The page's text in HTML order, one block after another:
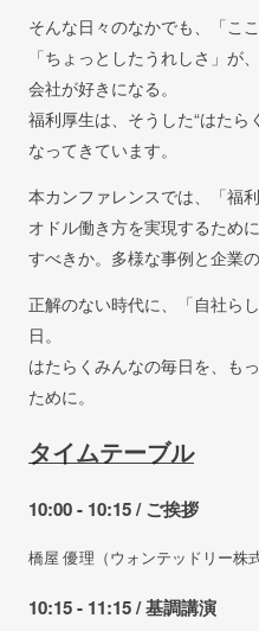
そんな日々のなかでも、「こ
「ちょっとしたうれしさ」が
会社が好きになる。
福利厚生は、そうした“はたら
なってきています。
本カンファレンスでは、「福
オドル働き方を実現するため
すべきか。 多様な事例と企業
正解のない時代に、「自社ら
日。
はたらくみんなの毎日を、も
ために。
タイムテーブル
10:00 - 10:15 / ご挨拶
橋屋 優理（ウォンテッドリー株
10:15 - 11:15 / 基調講演